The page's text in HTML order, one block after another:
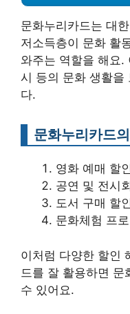
문화누리카드는 대
저소득층이 문화 활
와주는 역할을 해요.
시 등의 문화 생활을
다.
문화누리카드
영화 예매 할
공연 및 전시
도서 구매 할
문화체험 프
이처럼 다양한 할인
드를 잘 활용하면
수 있어요.